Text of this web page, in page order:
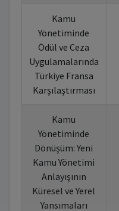
Kamu
Yönetiminde
Ödül ve Ceza
Uygulamalarında
Türkiye Fransa
Karşılaştırması
Kamu
Yönetiminde
Dönüşüm: Yeni
Kamu Yönetimi
Anlayışının
Küresel ve Yerel
Yansımaları